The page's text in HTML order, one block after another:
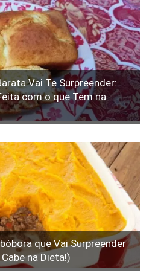
Vai Te Surpreender:
com o que Tem na
que Vai Surpreender
na Dieta!)